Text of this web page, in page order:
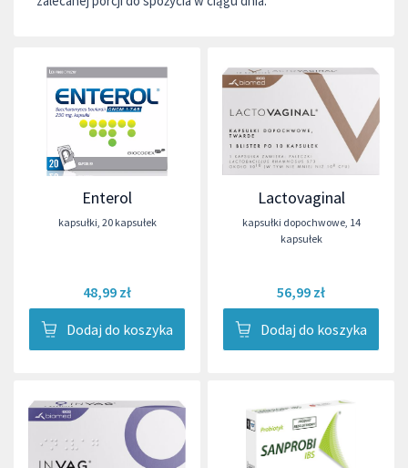
Enterol
kapsułki 20 kapsułek
48,99 zł
Dodaj do koszyka
Lactovaginal
kapsułki dopochwowe, 14
kapsułek
56,99 zł
Dodaj do koszyka